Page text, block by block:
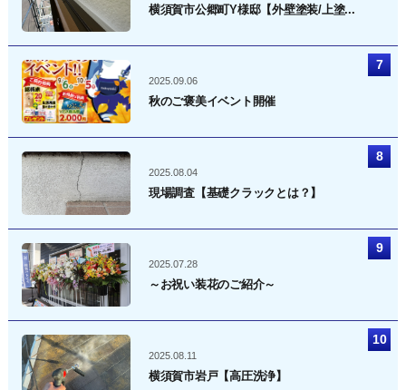
横須賀市公郷町Y様邸【外壁塗装/上塗...
2025.09.06
秋のご褒美イベント開催
2025.08.04
現場調査【基礎クラックとは？】
2025.07.28
～お祝い装花のご紹介～
2025.08.11
横須賀市岩戸【高圧洗浄】